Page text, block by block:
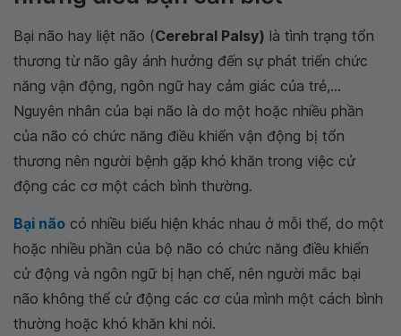
Bại não hay liệt não (Cerebral Palsy) là tình trạng tổn
thương từ não gây ảnh hưởng đến sự phát triển chức
năng vận động, ngôn ngữ hay cảm giác của trẻ,...
Nguyên nhân của bại não là do một hoặc nhiều phần
của não có chức năng điều khiển vận động bị tổn
thương nên người bệnh gặp khó khăn trong việc cử
động các cơ một cách bình thường.
Bại não có nhiều biểu hiện khác nhau ở mỗi thể, do một
hoặc nhiều phần của bộ não có chức năng điều khiển
cử động và ngôn ngữ bị hạn chế, nên người mắc bại
não không thể cử động các cơ của mình một cách bình
thường hoặc khó khăn khi nói.